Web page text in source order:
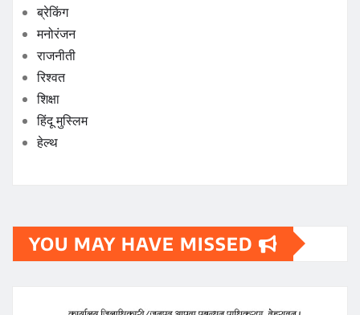
ब्रेकिंग
मनोरंजन
राजनीती
रिश्वत
शिक्षा
हिंदू मुस्लिम
हेल्थ
YOU MAY HAVE MISSED